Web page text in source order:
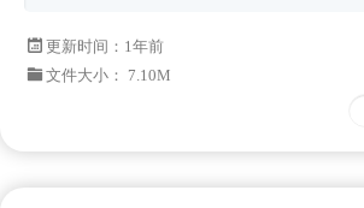
更新时间： 1年前
文件大小： 7.10M